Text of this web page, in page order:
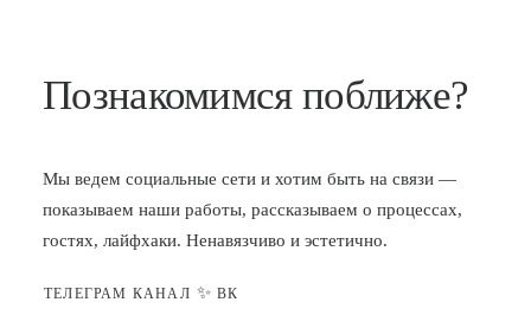
Познакомимся поближе?
Мы ведем социальные сети и хотим быть на связи —
показываем наши работы, рассказываем о процессах,
гостях, лайфхаки. Ненавязчиво и эстетично.
ТЕЛЕГРАМ КАНАЛ ✨ ВК